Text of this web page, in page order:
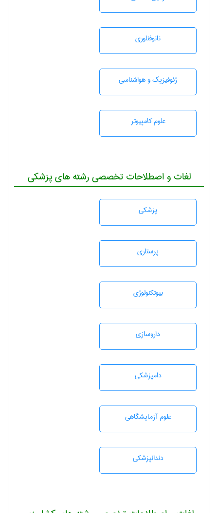
نانوفناوری
ژئوفيزيك و هواشناسی
علوم کامپیوتر
لغات و اصطلاحات تخصصی رشته های پزشکی
پزشكی
پرستاری
بيوتكنولوژی
داروسازی
دامپزشكی
علوم آزمايشگاهی
دندانپزشكی